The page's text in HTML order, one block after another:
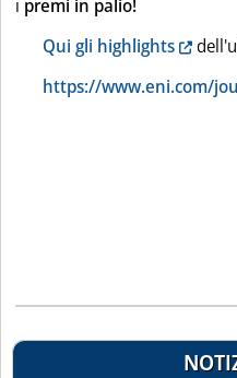
i premi in palio!
Qui gli highlights
https://www.eni.com/